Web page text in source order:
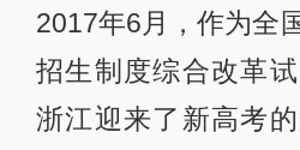
2017年6月，作为全
招生制度综合改革试
浙江迎来了新高考的